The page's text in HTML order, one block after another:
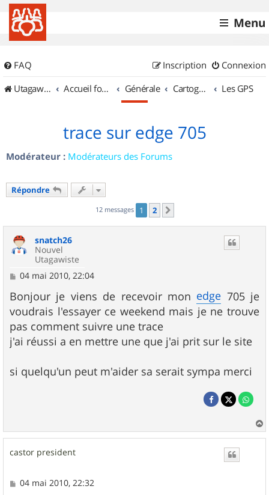
Menu
FAQ Connexion
Inscription
UtagawaVTT (Randos VTT et VTTAE avec traces GPS)
Accueil forum Générale Cartographie et GPS Les GPS
trace sur edge 705
Modérateur : Modérateurs des Forums
Répondre
12 messages 1 2
snatch26
Nouvel
Utagawiste
M
s
s
a
g
e
04 mai 2010, 22:04
Bonjour je viens de recevoir mon edge 705 je
voudrais l'essayer ce weekend mais je ne trouve
pas comment suivre une trace
j'ai réussi a en mettre une que j'ai prit sur le site
si quelqu'un peut m'aider sa serait sympa merci
a
castor president
M
04 mai 2010, 22:32